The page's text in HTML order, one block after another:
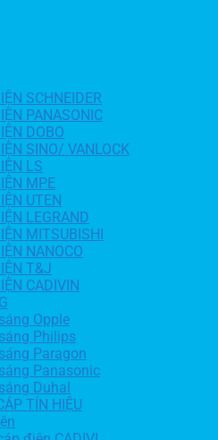
SCHNEIDER
PANASONIC
DOBO
SINO/ VANLOCK
LS
MPE
UTEN
LEGRAND
MITSUBISHI
NANOCO
T&J
CADIVIN
Opple
Philips
Paragon
Panasonic
Duhal
TÍN HIỆU